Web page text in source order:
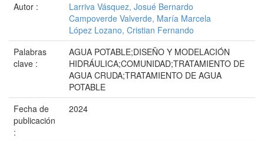
Autor :
Larriva Vásquez, Josué Bernardo
Campoverde Valverde, María Marcela
López Lozano, Cristian Fernando
Palabras
clave :
AGUA POTABLE;DISEÑO Y MODELACIÓN
HIDRÁULICA;COMUNIDAD;TRATAMIENTO DE
AGUA CRUDA;TRATAMIENTO DE AGUA
POTABLE
Fecha de
publicación
:
2024